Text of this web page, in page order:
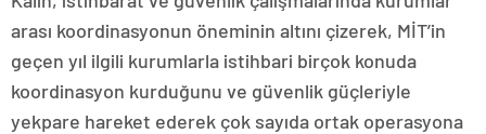
arası koordinasyonun öneminin altını çizerek, MİT’in
geçen yıl ilgili kurumlarla istihbari birçok konuda
koordinasyon kurduğunu ve güvenlik güçleriyle
yekpare hareket ederek çok sayıda ortak operasyona